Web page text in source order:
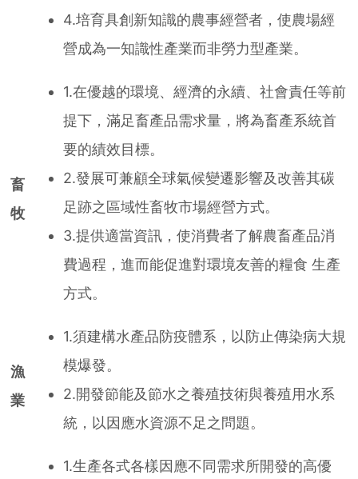
4.培育具創新知識的農事經營者，使農場經
營成為一知識性產業而非勞力型產業。
畜
牧
1.在優越的環境、經濟的永續、社會責任等前
提下，滿足畜產品需求量，將為畜產系統首
要的績效目標。
2.發展可兼顧全球氣候變遷影響及改善其碳
足跡之區域性畜牧市場經營方式。
3.提供適當資訊，使消費者了解農畜產品消
費過程，進而能促進對環境友善的糧食 生產
方式。
漁
業
1.須建構水產品防疫體系，以防止傳染病大規
模爆發。
2.開發節能及節水之養殖技術與養殖用水系
統，以因應水資源不足之問題。
1.生產各式各樣因應不同需求所開發的高優